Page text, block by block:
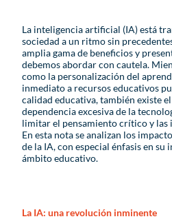
La inteligencia artificial (IA) está
sociedad a un ritmo sin
amplia gama de beneficios y
debemos abordar con cautela.
como la personalización del
inmediato a recursos educativos
calidad educativa, también existe
dependencia excesiva de la
limitar el pensamiento crítico y las
En esta nota se analizan los
de la IA, con especial énfasis en su
ámbito educativo.
La IA: una revolución inminente